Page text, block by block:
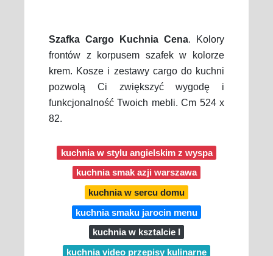
Szafka Cargo Kuchnia Cena. Kolory
frontów z korpusem szafek w kolorze
krem. Kosze i zestawy cargo do kuchni
pozwolą Ci zwiększyć wygodę i
funkcjonalność Twoich mebli. Cm 524 x
82.
kuchnia w stylu angielskim z wyspa
kuchnia smak azji warszawa
kuchnia w sercu domu
kuchnia smaku jarocin menu
kuchnia w ksztalcie l
kuchnia video przepisy kulinarne